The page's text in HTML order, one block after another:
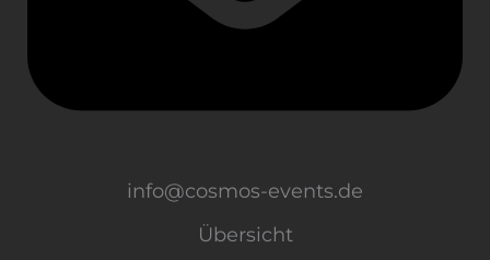
info@cosmos-events.de
Übersicht